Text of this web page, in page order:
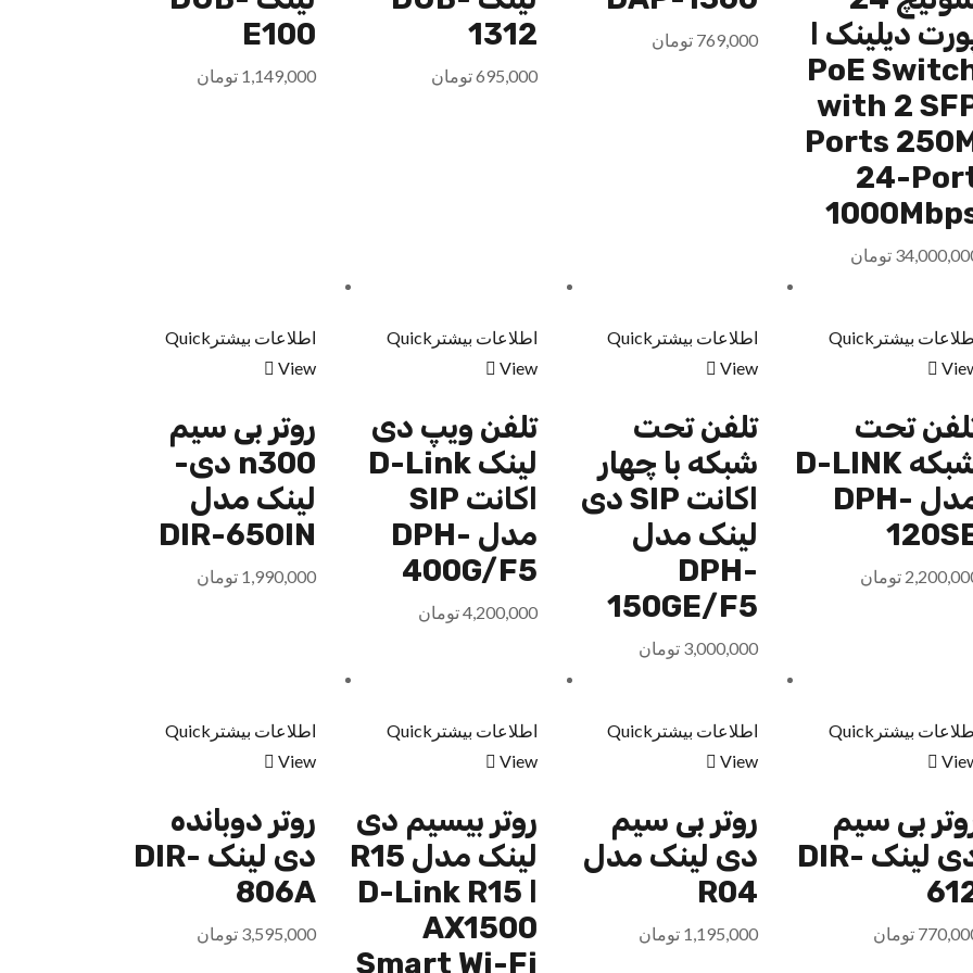
دیلینک ا
PoE
with 2
Ports
24-
تومان
769,000 تومان
1312
695,000تومان
E100
1,149,000 تومان
بیشتر Quick
تحت
شبکه D-LINK
مدل DPH-
تومان
اطلاعات بیشتر Quick
View
تلفن تحت
شبکه با چهار
اکانت SIP دی
لینک مدل
DPH-
150GE/F5
3,000,000 تومان
اطلاعات بیشتر Quick
View
تلفن ویپ دی
لینک D-Link
اکانت SIP
مدل DPH-
400G/F5
4,200,000تومان
اطلاعات بیشتر Quick
View
روتر بی سیم
n300 دی-
لینک مدل
DIR-650IN
1,990,000 تومان
بیشتر Quick
بی سیم
دی لینک DIR-
تومان
اطلاعات بیشتر Quick
View
روتر بی سیم
دی لینک مدل
R04
1,195,000 تومان
اطلاعات بیشتر Quick
View
روتر بیسیم دی
لینک مدل R15
ا D-Link R15
AX1500
Smart Wi-Fi
اطلاعات بیشتر Quick
View
روتر دوبانده
دی لینک DIR-
806A
3,595,000 تومان